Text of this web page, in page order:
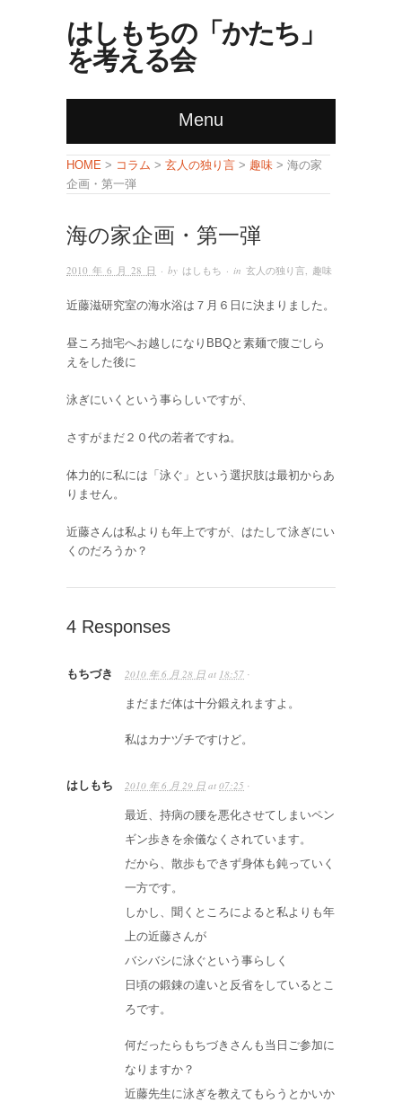
はしもちの「かたち」
を考える会
Menu
HOME > コラム > 玄人の独り言 > 趣味 > 海の家
企画・第一弾
海の家企画・第一弾
2010 年 6 月 28 日 · by はしもち · in 玄人の独り言, 趣味
近藤滋研究室の海水浴は７月６日に決まりました。
昼ころ拙宅へお越しになりBBQと素麺で腹ごしら
えをした後に
泳ぎにいくという事らしいですが、
さすがまだ２０代の若者ですね。
体力的に私には「泳ぐ」という選択肢は最初からあ
りません。
近藤さんは私よりも年上ですが、はたして泳ぎにい
くのだろうか？
4 Responses
もちづき 2010 年 6 月 28 日 at 18:57 ·
まだまだ体は十分鍛えれますよ。
私はカナヅチですけど。
はしもち 2010 年 6 月 29 日 at 07:25 ·
最近、持病の腰を悪化させてしまいペン
ギン歩きを余儀なくされています。
だから、散歩もできず身体も鈍っていく
一方です。
しかし、聞くところによると私よりも年
上の近藤さんが
バシバシに泳ぐという事らしく
日頃の鍛錬の違いと反省をしているとこ
ろです。
何だったらもちづきさんも当日ご参加に
なりますか？
近藤先生に泳ぎを教えてもらうとかいか